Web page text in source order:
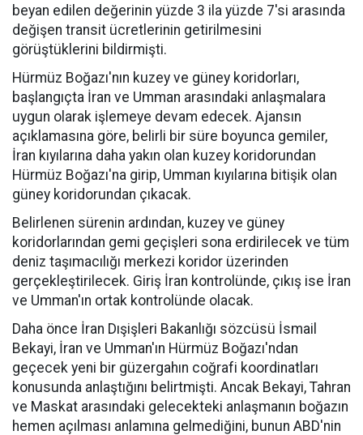
beyan edilen değerinin yüzde 3 ila yüzde 7'si arasında
değişen transit ücretlerinin getirilmesini
görüştüklerini bildirmişti.
Hürmüz Boğazı'nın kuzey ve güney koridorları,
başlangıçta İran ve Umman arasındaki anlaşmalara
uygun olarak işlemeye devam edecek. Ajansın
açıklamasına göre, belirli bir süre boyunca gemiler,
İran kıyılarına daha yakın olan kuzey koridorundan
Hürmüz Boğazı'na girip, Umman kıyılarına bitişik olan
güney koridorundan çıkacak.
Belirlenen sürenin ardından, kuzey ve güney
koridorlarından gemi geçişleri sona erdirilecek ve tüm
deniz taşımacılığı merkezi koridor üzerinden
gerçekleştirilecek. Giriş İran kontrolünde, çıkış ise İran
ve Umman'ın ortak kontrolünde olacak.
Daha önce İran Dışişleri Bakanlığı sözcüsü İsmail
Bekayi, İran ve Umman'ın Hürmüz Boğazı'ndan
geçecek yeni bir güzergahın coğrafi koordinatları
konusunda anlaştığını belirtmişti. Ancak Bekayi, Tahran
ve Maskat arasındaki gelecekteki anlaşmanın boğazın
hemen açılması anlamına gelmediğini, bunun ABD'nin